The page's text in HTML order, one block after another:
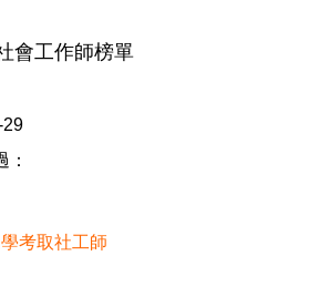
會工作師榜單
29
考取社工師